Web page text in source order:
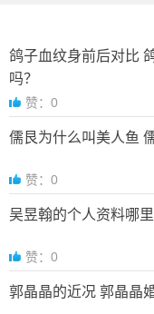
鸽子血纹身前后对比
吗？
赞：0
儒艮为什么叫美人鱼
赞：0
吴昱翰的个人资料哪
赞：0
郭晶晶的近